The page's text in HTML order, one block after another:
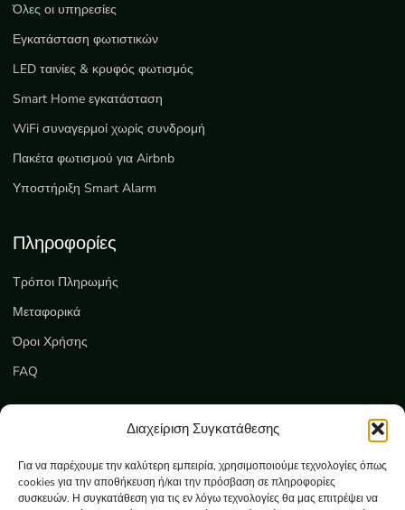
Διαχείριση Συγκατάθεσης
Για να παρέχουμε την καλύτερη εμπειρία, χρησιμοποιούμε τεχνολογίες όπως
cookies για την αποθήκευση ή/και την πρόσβαση σε πληροφορίες
συσκευών. Η συγκατάθεση για τις εν λόγω τεχνολογίες θα μας επιτρέψει να
Όλες οι υπηρεσίες
Εγκατάσταση φωτιστικών
LED ταινίες & κρυφός φωτισμός
Smart Home εγκατάσταση
WiFi συναγερμοί χωρίς συνδρομή
Πακέτα φωτισμού για Airbnb
Υποστήριξη Smart Alarm
Πληροφορίες
Τρόποι Πληρωμής
Μεταφορικά
Όροι Χρήσης
FAQ
Επικοινωνία
Ο λογαριασμός μου